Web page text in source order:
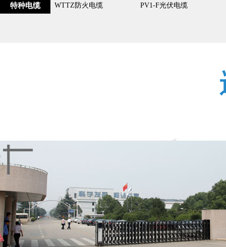
特种电缆 WTTZ防火电缆 PV1-F光伏电缆